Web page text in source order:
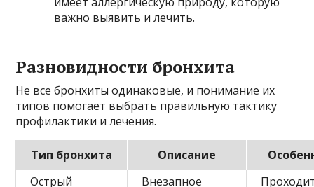
важно выявить и лечить.
Разновидности бронхита
Не все бронхиты одинаковые, и понимание их
типов помогает выбрать правильную тактику
профилактики и лечения.
Тип бронхита Описание
Острый
Внезапное